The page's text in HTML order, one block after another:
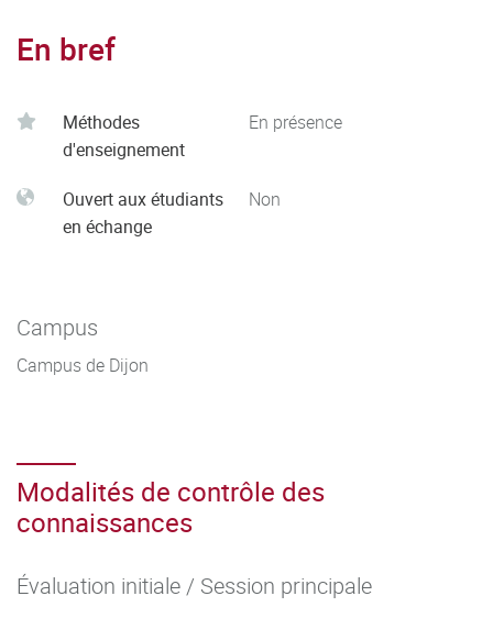
En bref
Méthodes
d'enseignement
En présence
Ouvert aux étudiants
en échange
Non
Campus
Campus de Dijon
Modalités de contrôle des
connaissances
Évaluation initiale / Session principale